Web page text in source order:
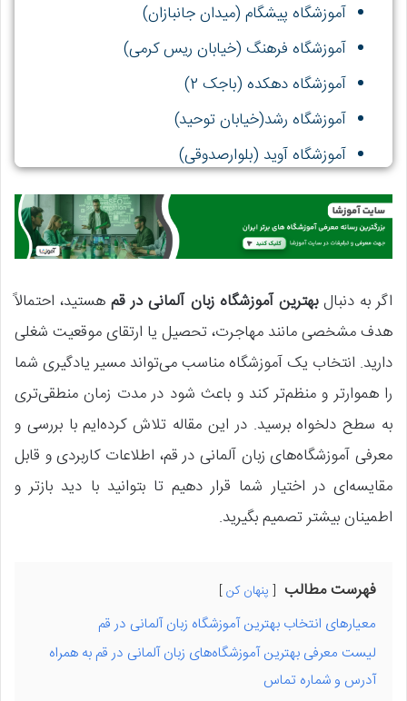
آموزشگاه پیشگام (میدان جانبازان)
آموزشگاه فرهنگ (خیابان ریس کرمی)
آموزشگاه دهکده (باجک 2)
آموزشگاه رشد(خیابان توحید)
آموزشگاه آوید (بلوارصدوقی)
اموزشگاه فصل برتر (خیابان سیدمعصوم)
اگر به دنبالبهترین آموزشگاه زبان آلمانی در قمهستید، احتمالاً
هدف مشخصی مانند مهاجرت، تحصیل یا ارتقای موقعیت شغلی
دارید. انتخاب یک آموزشگاه مناسب می‌تواند مسیر یادگیری شما
را هموارتر و منظم‌تر کند و باعث شود در مدت زمان منطقی‌تری
به سطح دلخواه برسید. در این مقاله تلاش کرده‌ایم با بررسی و
معرفی آموزشگاه‌های زبان آلمانی در قم، اطلاعات کاربردی و قابل
مقایسه‌ای در اختیار شما قرار دهیم تا بتوانید با دید بازتر و
اطمینان بیشتر تصمیم بگیرید.
فهرست مطالب پنهان کن
معیارهای انتخاب بهترین آموزشگاه زبان آلمانی در قم
لیست معرفی بهترین آموزشگاه‌های زبان آلمانی در قم به همراه
آدرس و شماره تماس